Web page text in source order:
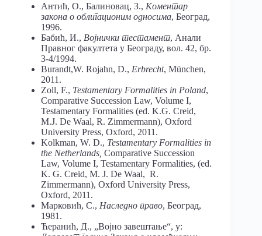
Антић, О., Балиновац, З., Коментар
закона о облигационим односима, Београд,
1996.
Бабић, И., Војнички тестамент, Анали
Правног факултета у Београду, вол. 42, бр.
3-4/1994.
Burandt,W. Rojahn, D., Erbrecht, München,
2011.
Zoll, F., Testamentary Formalities in Poland,
Comparative Succession Law, Volume I,
Testamentary Formalities (ed. K.G. Creid,
M.J. De Waal, R. Zimmermann), Oxford
University Press, Oxford, 2011.
Kolkman, W. D., Testamentary Formalities in
the Netherlands, Comparative Succession
Law, Volume I, Testamentary Formalities, (ed.
K. G. Creid, M. J. De Waal, R.
Zimmermann), Oxford University Press,
Oxford, 2011.
Марковић, С., Наследно право, Београд,
1981.
Ћеранић, Д., „Војно завештање“, у: